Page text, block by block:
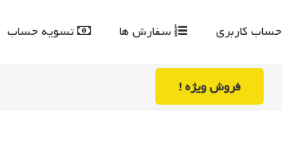
حساب کاربری سفارش ها تسویه حساب
فروش ویژه !